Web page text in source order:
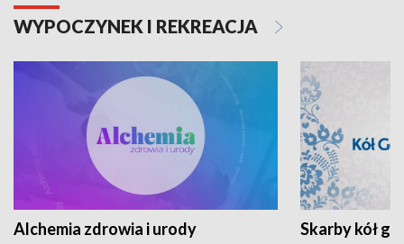
WYPOCZYNEK I REKREACJA
Alchemia zdrowia i urody Skarby kół